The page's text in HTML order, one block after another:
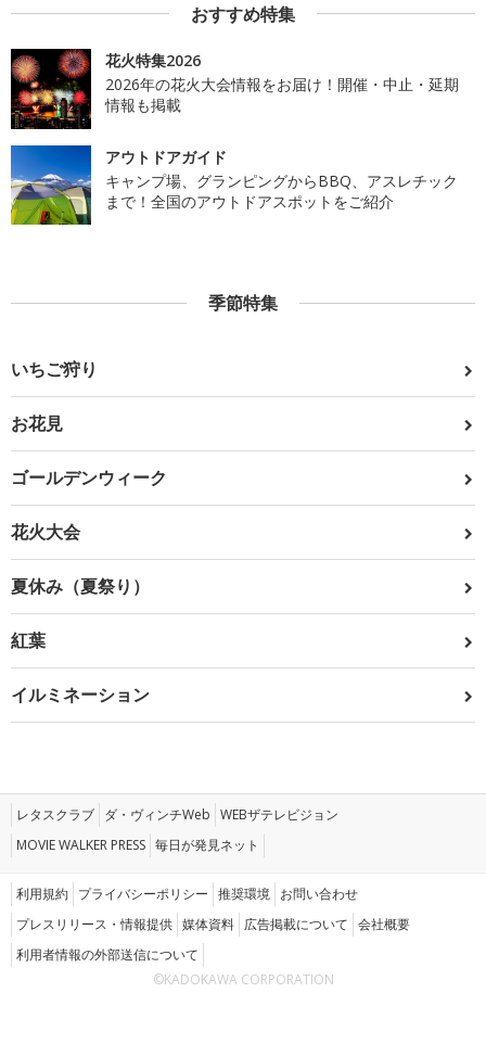
おすすめ特集
花火特集2026
2026年の花火大会情報をお届け！開催・中止・延期
情報も掲載
アウトドアガイド
キャンプ場、グランピングからBBQ、アスレチック
まで！全国のアウトドアスポットをご紹介
季節特集
いちご狩り
お花見
ゴールデンウィーク
花火大会
夏休み（夏祭り）
紅葉
イルミネーション
レタスクラブ ダ・ヴィンチWeb WEBザテレビジョン
MOVIE WALKER PRESS 毎日が発見ネット
利用規約 プライバシーポリシー 推奨環境 お問い合わせ
プレスリリース・情報提供 媒体資料 広告掲載について 会社概要
利用者情報の外部送信について
©KADOKAWA CORPORATION